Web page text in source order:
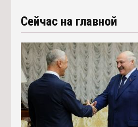
Сейчас на главной